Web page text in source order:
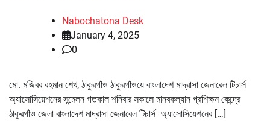
Nabochatona Desk
January 4, 2025
0
মো. মজিবর রহমান শেখ, ঠাকুরগাঁও ঠাকুরগাঁওয়ে বাংলাদেশ মাদ্রাসা জেনারেল টিচার্স
অ্যাসোসিয়েশনের সন্মেলন গতকাল শনিবার সকালে মানবকল্যান প্রশিক্ষন কেন্দ্রে
ঠাকুরগাঁও জেলা বাংলাদেশ মাদ্রাসা জেনারেল টিচার্স অ্যাসোসিয়েশনের […]